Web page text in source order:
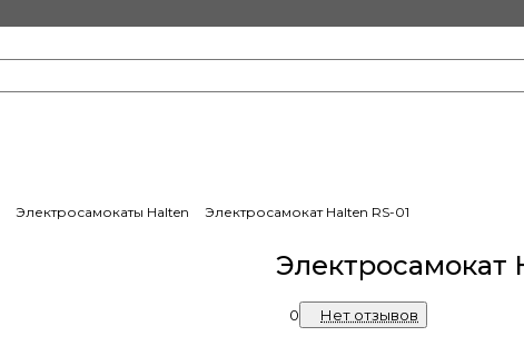
Электросамокаты Halten Электросамокат Halten RS-01
Электросамокат
0 Нет отзывов